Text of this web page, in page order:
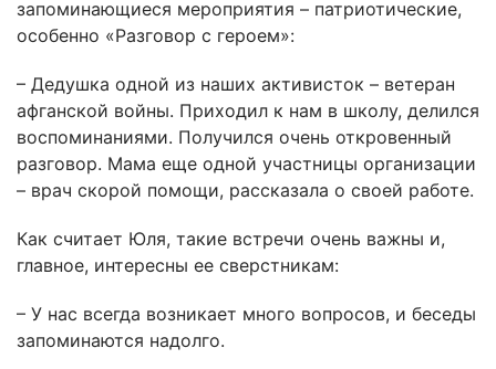
запоминающиеся мероприятия – патриотические,
особенно «Разговор с героем»:
– Дедушка одной из наших активисток – ветеран
афганской войны. Приходил к нам в школу, делился
воспоминаниями. Получился очень откровенный
разговор. Мама еще одной участницы организации
– врач скорой помощи, рассказала о своей работе.
Как считает Юля, такие встречи очень важны и,
главное, интересны ее сверстникам:
– У нас всегда возникает много вопросов, и беседы
запоминаются надолго.